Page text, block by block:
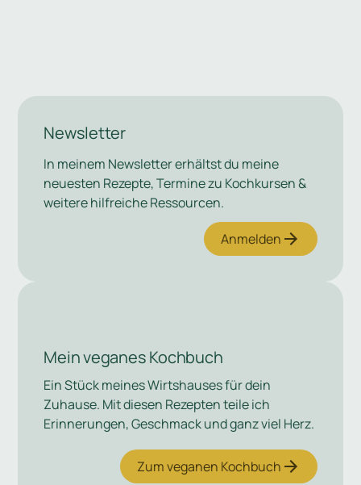
Newsletter
In meinem Newsletter erhältst du meine
neuesten Rezepte, Termine zu Kochkursen &
weitere hilfreiche Ressourcen.
Anmelden
Mein veganes Kochbuch
Ein Stück meines Wirtshauses für dein
Zuhause. Mit diesen Rezepten teile ich
Erinnerungen, Geschmack und ganz viel Herz.
Zum veganen Kochbuch